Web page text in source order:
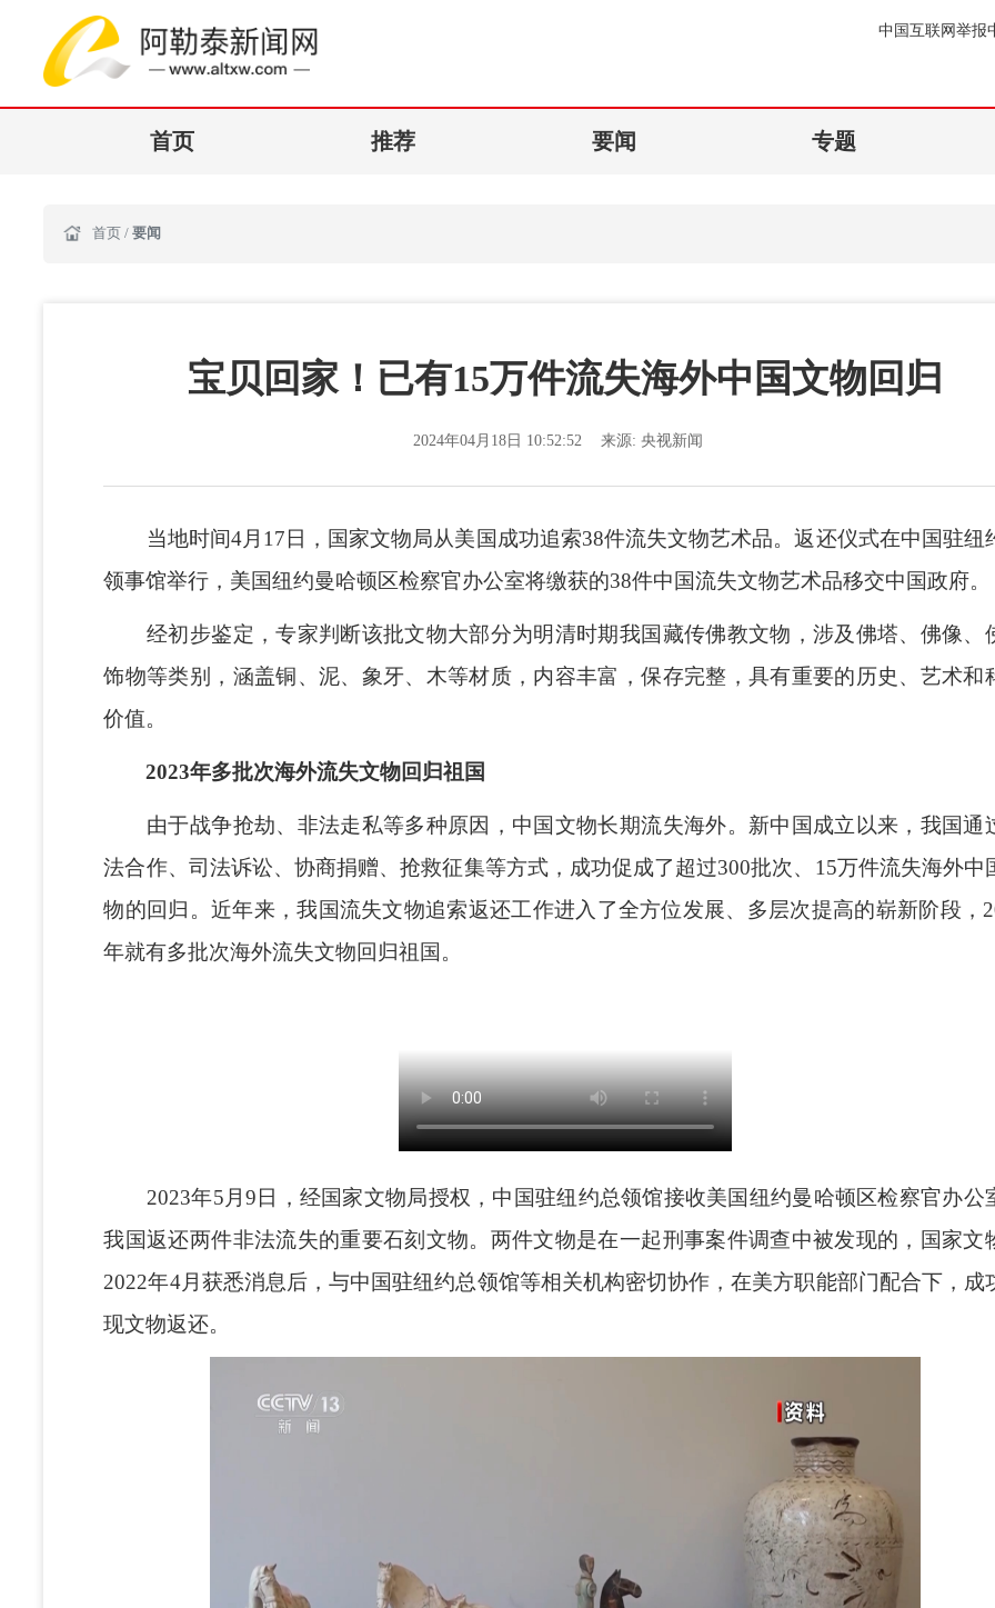
中国互联网举报
首页 推荐 要闻 专题
首页 / 要闻
宝贝回家！已有15万件流失海外中国文物回归
2024年04月18日 10:52:52 来源:央视新闻
当地时间4月17日，国家文物局从美国成功追索38件流失文物艺术品。返还仪式在中国驻纽
领事馆举行，美国纽约曼哈顿区检察官办公室将缴获的38件中国流失文物艺术品移交中国政府。
经初步鉴定，专家判断该批文物大部分为明清时期我国藏传佛教文物，涉及佛塔、佛像、
饰物等类别，涵盖铜、泥、象牙、木等材质，内容丰富，保存完整，具有重要的历史、艺术和
价值。
2023年多批次海外流失文物回归祖国
由于战争抢劫、非法走私等多种原因，中国文物长期流失海外。新中国成立以来，我国通
法合作、司法诉讼、协商捐赠、抢救征集等方式，成功促成了超过300批次、15万件流失海外中
物的回归。近年来，我国流失文物追索返还工作进入了全方位发展、多层次提高的崭新阶段，
年就有多批次海外流失文物回归祖国。
2023年5月9日，经国家文物局授权，中国驻纽约总领馆接收美国纽约曼哈顿区检察官办公
我国返还两件非法流失的重要石刻文物。两件文物是在一起刑事案件调查中被发现的，国家文
2022年4月获悉消息后，与中国驻纽约总领馆等相关机构密切协作，在美方职能部门配合下，成
现文物返还。